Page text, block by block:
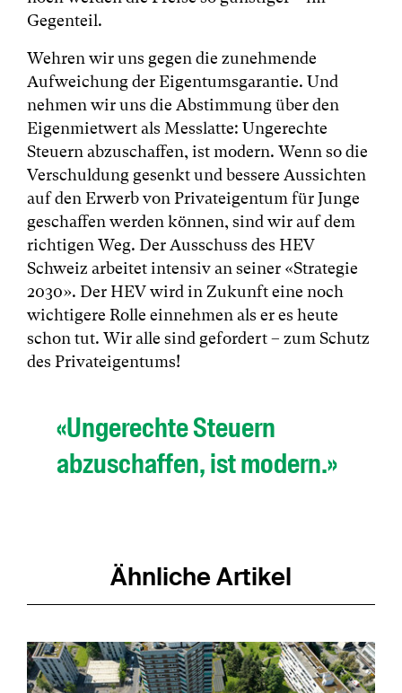
Gegenteil.
Wehren wir uns gegen die zunehmende
Aufweichung der Eigentumsgarantie. Und
nehmen wir uns die Abstimmung über den
Eigenmietwert als Messlatte: Ungerechte
Steuern abzuschaffen, ist modern. Wenn so die
Verschuldung gesenkt und bessere Aussichten
auf den Erwerb von Privateigentum für Junge
geschaffen werden können, sind wir auf dem
richtigen Weg. Der Ausschuss des HEV
Schweiz arbeitet intensiv an seiner «Strategie
2030». Der HEV wird in Zukunft eine noch
wichtigere Rolle einnehmen als er es heute
schon tut. Wir alle sind gefordert – zum Schutz
des Privateigentums!
«Ungerechte Steuern
abzuschaffen, ist modern.»
Ähnliche Artikel